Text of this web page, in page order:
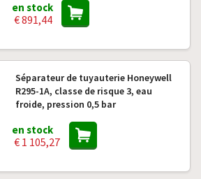
en stock
€ 891,44
Séparateur de tuyauterie Honeywell
R295-1A, classe de risque 3, eau
froide, pression 0,5 bar
en stock
€ 1 105,27